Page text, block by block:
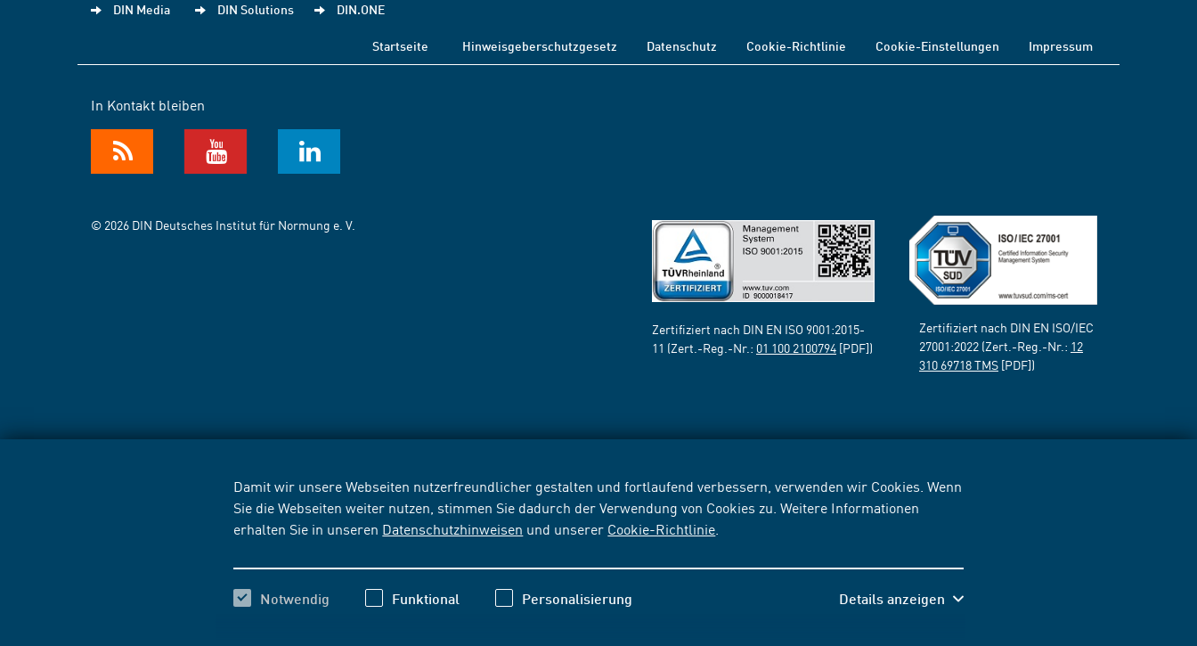
Damit wir unsere Webseiten nutzerfreundlicher gestalten und fortlaufend verbessern, verwenden wir Cookies. Wenn
Sie die Webseiten weiter nutzen, stimmen Sie dadurch der Verwendung von Cookies zu. Weitere Informationen
erhalten Sie in unseren Datenschutzhinweisen und unserer Cookie-Richtlinie
Notwendig Funktional Personalisierung Details anzeigen
DIN Media DIN Solutions DIN.ONE
Startseite Hinweisgeberschutzgesetz Datenschutz Cookie-Richtlinie Cookie-Einstellungen Impressum
In Kontakt bleiben
© 2026 DIN Deutsches Institut für Normung e. V.
Zertifiziert nach DIN EN ISO 9001:2015-
11 (Zert.-Reg.-Nr.: 01 100 2100794 [PDF])
Zertifiziert nach DIN EN ISO/IEC
27001:2022 (Zert.-Reg.-Nr.: 12
310 69718 TMS [PDF])